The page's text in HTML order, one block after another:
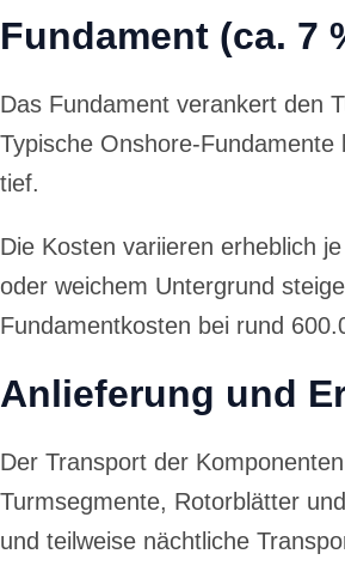
Fundament (ca. 7
Das Fundament verankert den
Typische Onshore-
tief.
Die Kosten variieren erheblich
oder weichem Untergrund
Fundamentkosten bei rund
Anlieferung und
Der Transport der
Turmsegmente, Rotorblätter
und teilweise nächtliche